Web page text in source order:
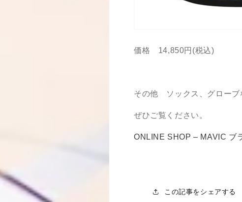
価格 14,850円(税込)
その他 ソックス、グローブ
ぜひご覧ください。
ONLINE SHOP – MAVIC ブ
この記事をシェアする